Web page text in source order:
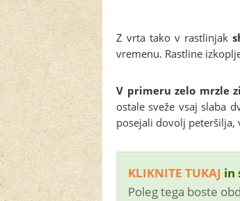
Z vrta tako v rastlinjak
vremenu. Rastline
V primeru zelo mrzle
ostale sveže vsaj slaba
posejali dovolj peteršilja,
KLIKNITE TUKAJ in
Poleg tega boste